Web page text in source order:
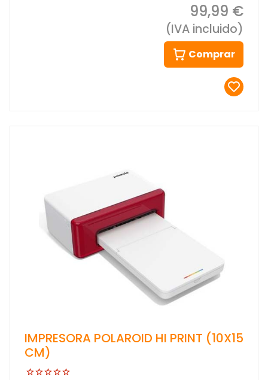
99,99 €
(IVA incluido)
Comprar
IMPRESORA POLAROID HI PRINT (10X15
CM)